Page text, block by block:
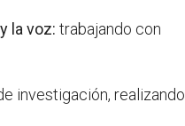
la voz: trabajando con
investigación, realizando